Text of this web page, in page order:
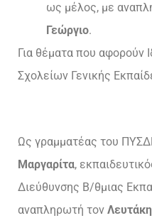
ως μέλος, με
Γεώργιο.
Για θέματα που αφορούν
Σχολείων Γενικής
Ως γραμματέας του
Μαργαρίτα,
Διεύθυνσης Β/θμιας
αναπληρωτή τον